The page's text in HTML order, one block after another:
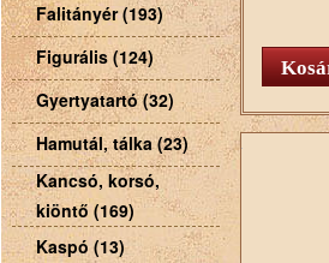
Falitányér (193)
Figurális (124)
Gyertyatartó (32)
Hamutál, tálka (23)
Kancsó, korsó,
kiöntő (169)
Kaspó (13)